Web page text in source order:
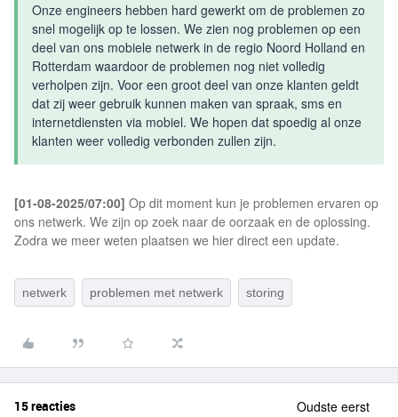
Onze engineers hebben hard gewerkt om de problemen zo
snel mogelijk op te lossen. We zien nog problemen op een
deel van ons mobiele netwerk in de regio Noord Holland en
Rotterdam waardoor de problemen nog niet volledig
verholpen zijn. Voor een groot deel van onze klanten geldt
dat zij weer gebruik kunnen maken van spraak, sms en
internetdiensten via mobiel. We hopen dat spoedig al onze
klanten weer volledig verbonden zullen zijn.
[01-08-2025/07:00] Op dit moment kun je problemen ervaren op
ons netwerk. We zijn op zoek naar de oorzaak en de oplossing.
Zodra we meer weten plaatsen we hier direct een update.
netwerk problemen met netwerk storing
15 reacties Oudste eerst